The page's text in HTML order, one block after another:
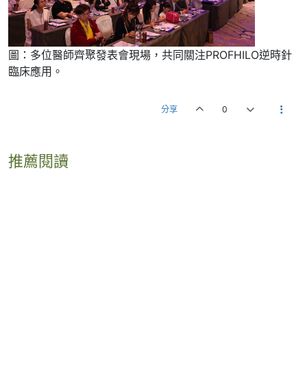
圖：多位醫師齊聚發表會現場，共同關注PROFHILO逆時針
臨床應用。
分享 0
推薦閱讀